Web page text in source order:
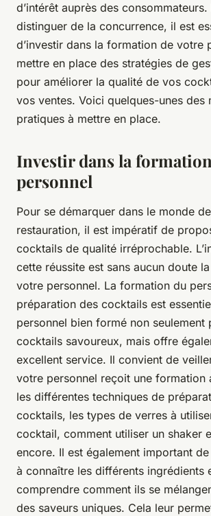
d’intérêt auprès des
distinguer de la concurrence, il est
d’investir dans la formation de votre
mettre en place des stratégies de
pour améliorer la qualité de vos
vos ventes. Voici quelques-unes des
pratiques à mettre en place.
Investir dans la
personnel
Pour se démarquer dans le monde
restauration, il est impératif de
cocktails de qualité irréprochable.
cette réussite est sans aucun doute
votre personnel. La formation du
préparation des cocktails est
personnel bien formé non seulement
cocktails savoureux, mais offre
excellent service. Il convient de
votre personnel reçoit une formation
les différentes techniques de
cocktails, les types de verres à
cocktail, comment utiliser un shaker
encore. Il est également important
à connaître les différents ingrédients
comprendre comment ils se
des saveurs uniques. Cela leur